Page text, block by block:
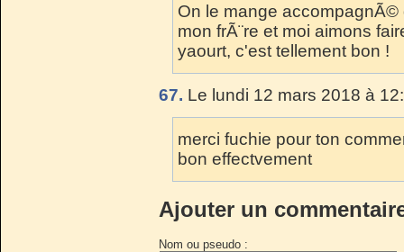
On le mange
mon frÃ¨re et moi aimons
yaourt, c'est tellement bon !
67. Le lundi 12 mars 2018 à
merci fuchie pour ton
bon effectvement
Ajouter un
Nom ou pseudo :